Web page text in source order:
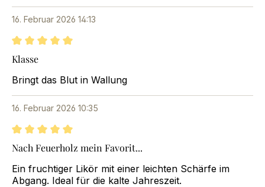
16. Februar 2026 14:13
Bewertung mit 5 von 5 Sternen
Klasse
Bringt das Blut in Wallung
16. Februar 2026 10:35
Bewertung mit 5 von 5 Sternen
Nach Feuerholz mein Favorit...
Ein fruchtiger Likör mit einer leichten Schärfe im
Abgang. Ideal für die kalte Jahreszeit.